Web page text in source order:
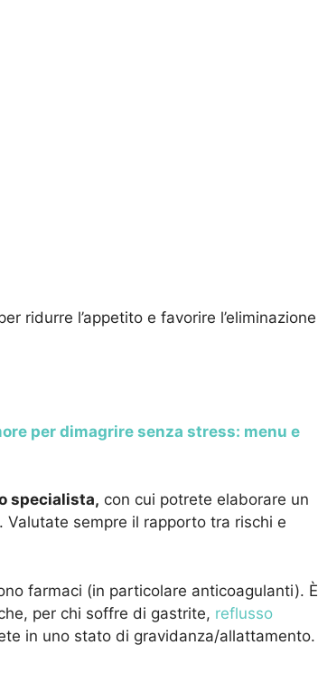
ridurre l’appetito e favorire l’eliminazione
per dimagrire senza stress: menu e
specialista, con cui potrete elaborare un
sempre il rapporto tra rischi e
farmaci (in particolare anticoagulanti). È
per chi soffre di gastrite, reflusso
in uno stato di gravidanza/allattamento.